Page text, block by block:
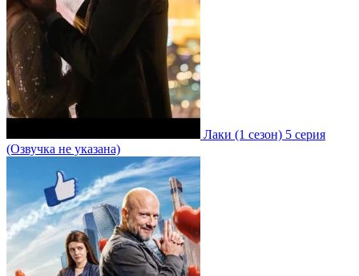
Лаки (1 сезон) 5 серия
(Озвучка не указана)